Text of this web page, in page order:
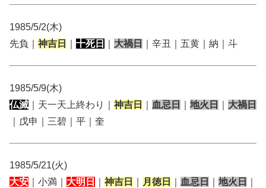
1985/5/2(木)
先負｜ 神吉日 十死日 大禍日 ｜辛丑｜五黄｜納｜斗
1985/5/9(木)
仏滅 ｜天一天上終わり｜ 神吉日 血忌日 地火日
大禍日
｜戊申｜三碧｜平｜奎
1985/5/21(火)
大安 ｜小満｜ 大明日 神吉日 月徳日 血忌日 地火日